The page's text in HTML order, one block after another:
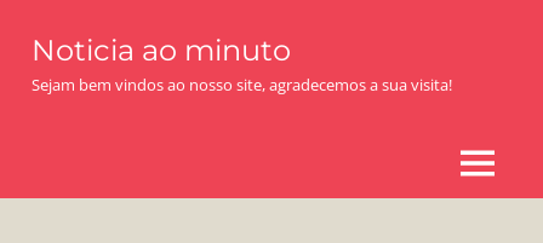
content
Noticia ao minuto
Sejam bem vindos ao nosso site, agradecemos a sua visita!
MENU